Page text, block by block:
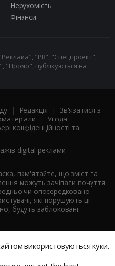
Нерухомість
Фінанси
"PR", "Спецпроект",
"Промо", публікуються на
| Редакція | Зв'язатися з
| Угода
конфіденційності та
digital реклами
пам'ятайте, що зміст та
можуть зачіпати почуття
чи опосередковано
які порушують ці
будуть заблоковані.
використовуються куки.